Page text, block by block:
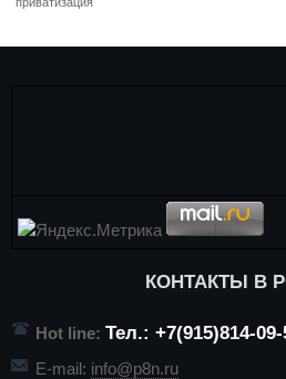
КОНТАКТЫ В
Hot line: Тел.: +7(915)814-09-
E-mail: info@p8n.ru